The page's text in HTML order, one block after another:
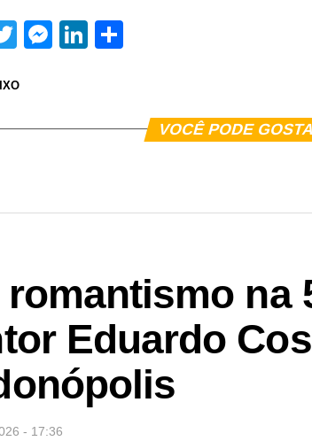
TwitterMessenger
LinkedIn
VOCÊ PODE
na
Eduardo
- 17:36